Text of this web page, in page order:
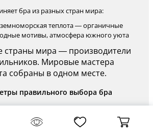
бра из разных стран мира:
теплота — органичные
мотивы, атмосфера южного уюта
страны мира — производители
Мировые мастера
собраны в одном месте.
правильного выбора бра
Светильники от разных
различаются между собой по целому